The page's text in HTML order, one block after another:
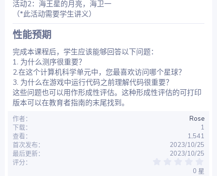
活动2：海王星的月亮，海卫一
（*此活动需要学生讲义）
性能预期​
完成本课程后，学生应该能够回答以下问题：
1. 为什么测序很重要？
2.在这个计算机科学单元中，您最喜欢访问哪个星球？
3. 为什么在游戏中运行代码之前理解代码很重要？
这些问题也可以用作形成性评估。这种形成性评估的可打印
版本可以在教育者指南的末尾找到。
作者
Rose
下载
1
查看
1,541
首次发布
2023/10/25
最后更新
2023/10/25
评分
0 星